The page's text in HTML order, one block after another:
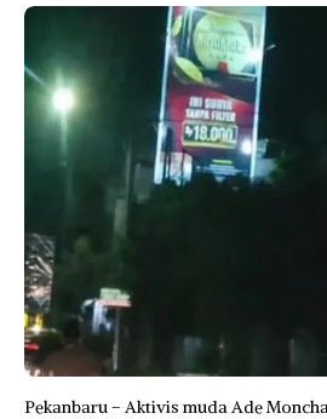
Pekanbaru – Aktivis muda Ade